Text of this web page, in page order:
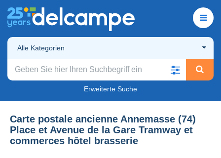
Alle Kategorien
Erweiterte Suche
Carte postale ancienne Annemasse (74)
Place et Avenue de la Gare Tramway et
commerces hôtel brasserie